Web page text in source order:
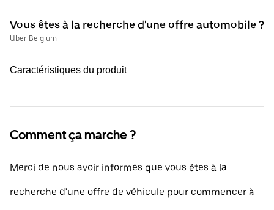
Vous êtes à la recherche d'une offre automobile ?
Uber Belgium
Caractéristiques du produit
Comment ça marche ?
Merci de nous avoir informés que vous êtes à la
recherche d'une offre de véhicule pour commencer à